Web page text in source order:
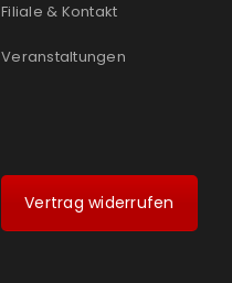
Filiale & Kontakt
Veranstaltungen
Vertrag widerrufen